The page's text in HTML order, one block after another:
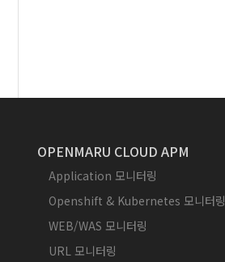
OPENMARU CLOUD APM
Application 모니터링
Openshift & Kubernetes 모니터링
WEB/WAS 모니터링
URL 모니터링